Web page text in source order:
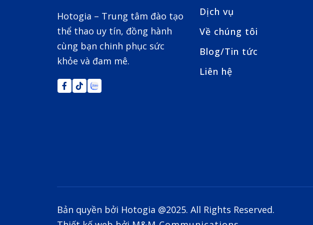
Hotogia – Trung tâm đào tạo
thể thao uy tín, đồng hành
cùng bạn chinh phục sức
khỏe và đam mê.
Dịch vụ
Về chúng tôi
Blog/Tin tức
Liên hệ
Bản quyền bởi Hotogia @2025. All Rights Reserved.